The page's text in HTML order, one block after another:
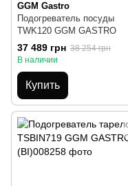
GGM Gastro
Подогреватель посуды
TWK120 GGM GASTRO
37 489 грн 38 254 грн
В наличии
Купить